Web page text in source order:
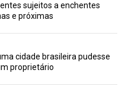
sujeitos a enchentes
e próximas
cidade brasileira pudesse
proprietário